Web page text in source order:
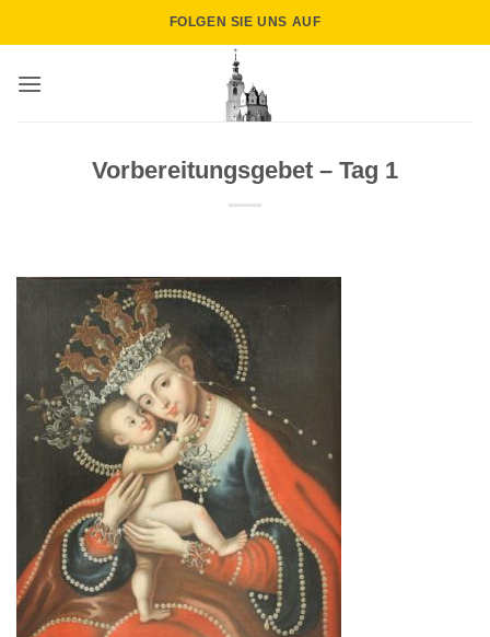
FOLGEN SIE UNS AUF
Vorbereitungsgebet – Tag 1